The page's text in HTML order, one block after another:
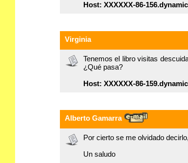
Host: XXXXXX-86-
Virginia
Tenemos el libro visitas
¿Qué pasa?
Host: XXXXXX-86-
Alberto Gamarra
Por cierto se me olvidado
Un saludo